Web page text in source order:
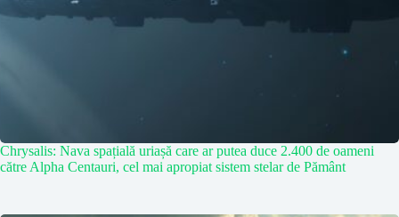
Chrysalis: Nava spațială uriașă care ar putea duce 2.400 de oameni
către Alpha Centauri, cel mai apropiat sistem stelar de Pământ